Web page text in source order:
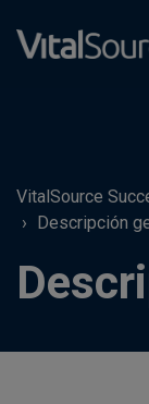
VitalSource
Descripción